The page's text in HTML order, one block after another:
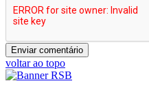
voltar ao topo